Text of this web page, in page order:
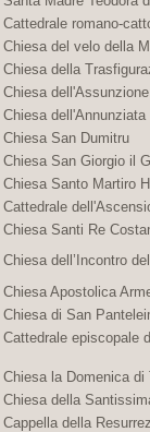
Cattedrale romano-
Chiesa del velo della
Chiesa della
Chiesa
Chiesa dell'Annunziata
Chiesa San Dumitru
Chiesa San Giorgio il
Chiesa Santo Martiro
Cattedrale
Chiesa Santi Re
Chiesa dell’Incontro
Chiesa Apostolica
Chiesa di San
Cattedrale episcopale
Chiesa la Domenica di
Chiesa della
Cappella della